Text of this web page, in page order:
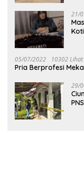
21/
05/07/2022 10302 Lihat
Pria Berprofesi
29/